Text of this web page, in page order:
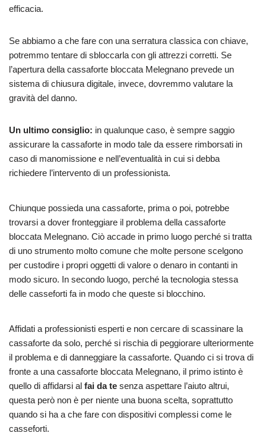
efficacia.
Se abbiamo a che fare con una serratura classica con chiave,
potremmo tentare di sbloccarla con gli attrezzi corretti. Se
l’apertura della cassaforte bloccata Melegnano prevede un
sistema di chiusura digitale, invece, dovremmo valutare la
gravità del danno.
Un ultimo consiglio: in qualunque caso, è sempre saggio
assicurare la cassaforte in modo tale da essere rimborsati in
caso di manomissione e nell’eventualità in cui si debba
richiedere l’intervento di un professionista.
Chiunque possieda una cassaforte, prima o poi, potrebbe
trovarsi a dover fronteggiare il problema della cassaforte
bloccata Melegnano. Ciò accade in primo luogo perché si tratta
di uno strumento molto comune che molte persone scelgono
per custodire i propri oggetti di valore o denaro in contanti in
modo sicuro. In secondo luogo, perché la tecnologia stessa
delle casseforti fa in modo che queste si blocchino.
Affidati a professionisti esperti e non cercare di scassinare la
cassaforte da solo, perché si rischia di peggiorare ulteriormente
il problema e di danneggiare la cassaforte. Quando ci si trova di
fronte a una cassaforte bloccata Melegnano, il primo istinto è
quello di affidarsi al fai da te senza aspettare l’aiuto altrui,
questa però non è per niente una buona scelta, soprattutto
quando si ha a che fare con dispositivi complessi come le
casseforti.